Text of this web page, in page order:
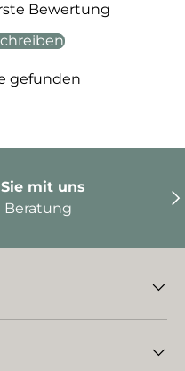
Bewertung
gefunden
mit uns
Beratung